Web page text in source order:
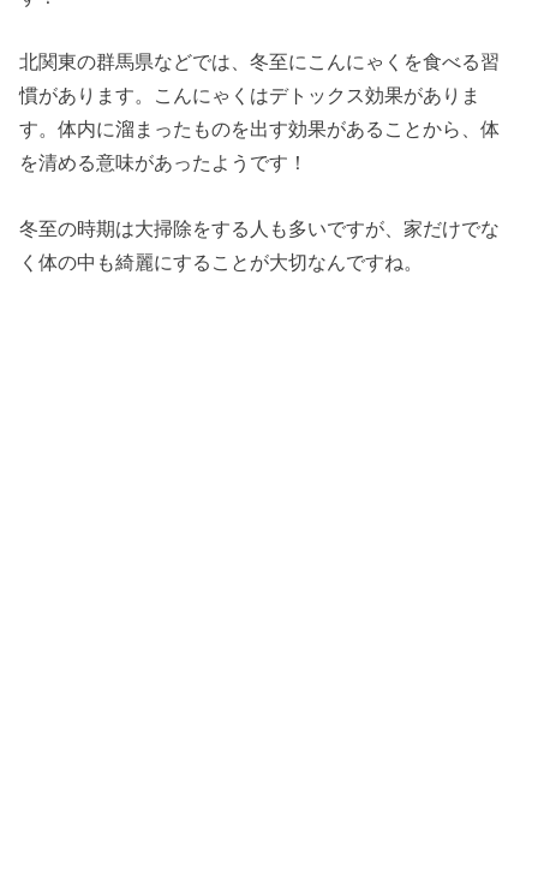
北関東の群馬県などでは、冬至にこんにゃくを食べる習
慣があります。こんにゃくはデトックス効果がありま
す。体内に溜まったものを出す効果があることから、体
を清める意味があったようです！
冬至の時期は大掃除をする人も多いですが、家だけでな
く体の中も綺麗にすることが大切なんですね。